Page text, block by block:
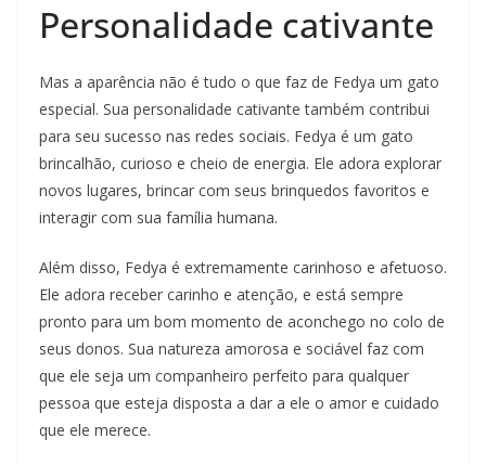
Personalidade cativante
Mas a aparência não é tudo o que faz de Fedya um gato
especial. Sua personalidade cativante também contribui
para seu sucesso nas redes sociais. Fedya é um gato
brincalhão, curioso e cheio de energia. Ele adora explorar
novos lugares, brincar com seus brinquedos favoritos e
interagir com sua família humana.
Além disso, Fedya é extremamente carinhoso e afetuoso.
Ele adora receber carinho e atenção, e está sempre
pronto para um bom momento de aconchego no colo de
seus donos. Sua natureza amorosa e sociável faz com
que ele seja um companheiro perfeito para qualquer
pessoa que esteja disposta a dar a ele o amor e cuidado
que ele merece.